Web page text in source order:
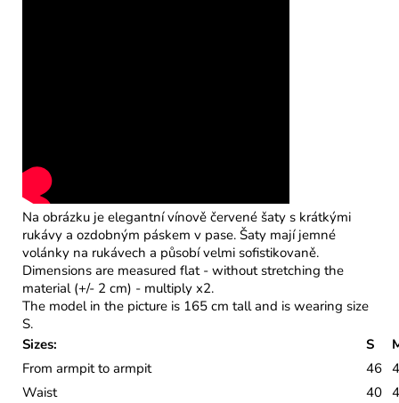
Na obrázku je elegantní vínově červené šaty s krátkými
rukávy a ozdobným páskem v pase. Šaty mají jemné
volánky na rukávech a působí velmi sofistikovaně.
Dimensions are measured flat - without stretching the
material (+/- 2 cm) - multiply x2.
The model in the picture is 165 cm tall and is wearing size
S.
Sizes:
S
From armpit to armpit
46
Waist
40